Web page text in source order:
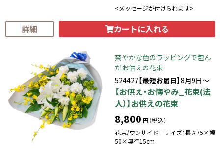
<メッセージが付けられます>
詳細 カートに入れる
爽やかな色のラッピングで包ん
だお供えの花束
524427【最短お届日】8月9日～
【お供え・お悔やみ_花束(法
人）】お供えの花束
8,800 円（税込）
花束/ワンサイド サイズ：長さ75×幅
50×奥行15cm